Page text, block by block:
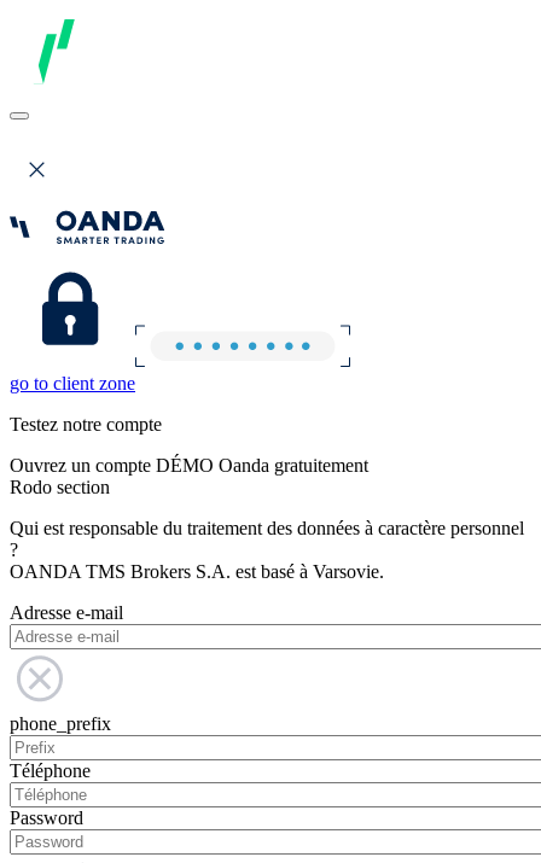
go to client zone
Testez notre compte
Ouvrez un compte DÉMO Oanda gratuitement
Rodo section
Qui est responsable du traitement des données à caractère personnel
?
OANDA TMS Brokers S.A. est basé à Varsovie.
Adresse e-mail
phone_prefix
Téléphone
Password